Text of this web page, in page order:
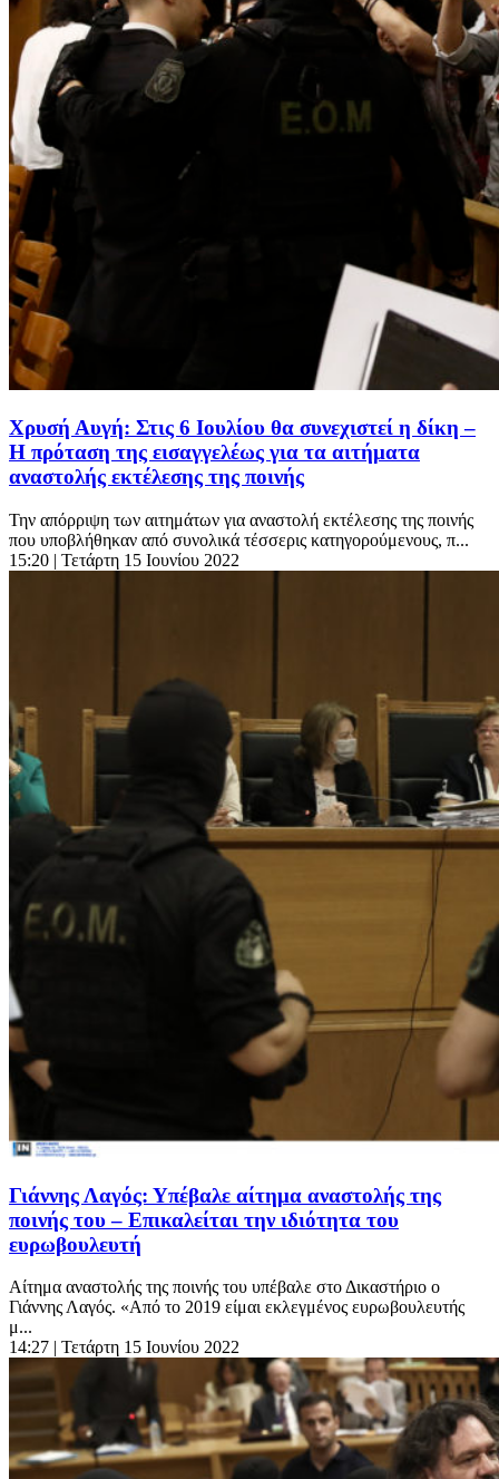
Χρυσή Αυγή: Στις 6 Ιουλίου θα συνεχιστεί η δίκη –
Η πρόταση της εισαγγελέως για τα αιτήματα
αναστολής εκτέλεσης της ποινής
Την απόρριψη των αιτημάτων για αναστολή εκτέλεσης της ποινής
που υποβλήθηκαν από συνολικά τέσσερις κατηγορούμενους, π...
15:20 | Τετάρτη 15 Ιουνίου 2022
Γιάννης Λαγός: Υπέβαλε αίτημα αναστολής της
ποινής του – Επικαλείται την ιδιότητα του
ευρωβουλευτή
Αίτημα αναστολής της ποινής του υπέβαλε στο Δικαστήριο ο
Γιάννης Λαγός. «Από το 2019 είμαι εκλεγμένος ευρωβουλευτής
μ...
14:27 | Τετάρτη 15 Ιουνίου 2022